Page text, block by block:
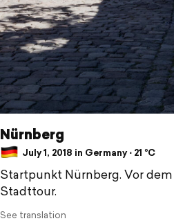
Nürnberg
July 1, 2018 in Germany ⋅ 21 °C
Startpunkt Nürnberg. Vor
Stadttour.
See translation